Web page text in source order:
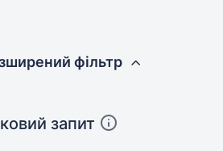
фільтр
запит